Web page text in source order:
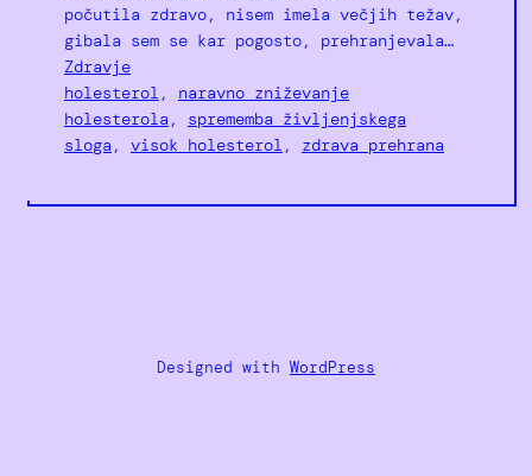
počutila zdravo, nisem imela večjih težav,
gibala sem se kar pogosto, prehranjevala…
Zdravje
holesterol , naravno zniževanje
holesterola , sprememba življenjskega
sloga , visok holesterol , zdrava prehrana
Designed with WordPress